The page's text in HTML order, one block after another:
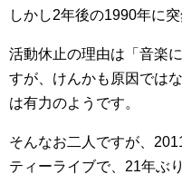
しかし2年後の1990年に
活動休止の理由は「音楽
すが、けんかも原因では
は有力のようです。
そんなお二人ですが、
ティーライブで、21年ぶ